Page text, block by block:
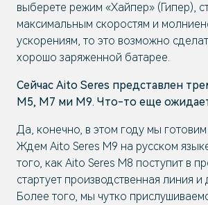
выберете режим «Хайпер» (Гипер),
максимальным скоростям и
ускорениям, то это возможно
хорошо заряженной батарее.
Сейчас Aito Seres представлен
М5, М7 ми М9. Что-то еще
Да, конечно, в этом году мы
Ждем Aito Seres M9 на русском
того, как Aito Seres M8 поступит в
стартует производственная линия и
Более того, мы чутко